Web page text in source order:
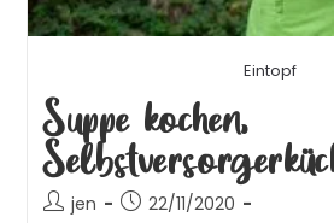
Eintopf
Suppe kochen,
jen
22/11/2020